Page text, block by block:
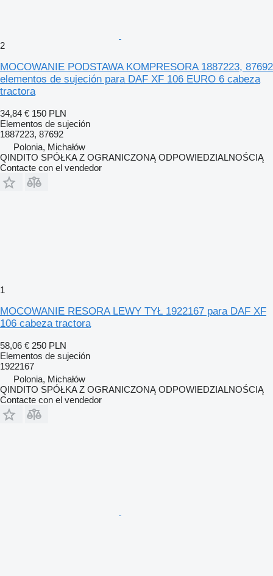
2
MOCOWANIE PODSTAWA KOMPRESORA 1887223, 87692
elementos de sujeción para DAF XF 106 EURO 6 cabeza
tractora
34,84 € 150 PLN
Elementos de sujeción
1887223, 87692
Polonia, Michałów
QINDITO SPÓŁKA Z OGRANICZONĄ ODPOWIEDZIALNOŚCIĄ
Contacte con el vendedor
1
MOCOWANIE RESORA LEWY TYŁ 1922167 para DAF XF
106 cabeza tractora
58,06 € 250 PLN
Elementos de sujeción
1922167
Polonia, Michałów
QINDITO SPÓŁKA Z OGRANICZONĄ ODPOWIEDZIALNOŚCIĄ
Contacte con el vendedor